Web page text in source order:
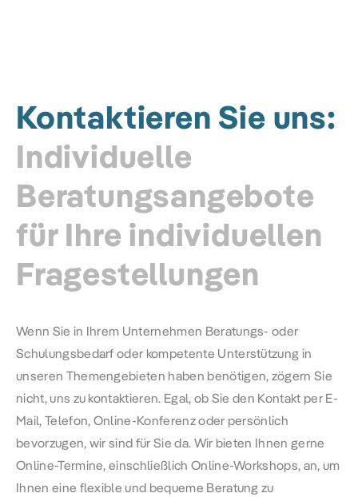
Kontaktieren Sie uns:
Individuelle
Beratungsangebote
für Ihre individuellen
Fragestellungen
Wenn Sie in Ihrem Unternehmen Beratungs- oder
Schulungsbedarf oder kompetente Unterstützung in
unseren Themengebieten haben benötigen, zögern Sie
nicht, uns zu kontaktieren. Egal, ob Sie den Kontakt per E-
Mail, Telefon, Online-Konferenz oder persönlich
bevorzugen, wir sind für Sie da. Wir bieten Ihnen gerne
Online-Termine, einschließlich Online-Workshops, an, um
Ihnen eine flexible und bequeme Beratung zu